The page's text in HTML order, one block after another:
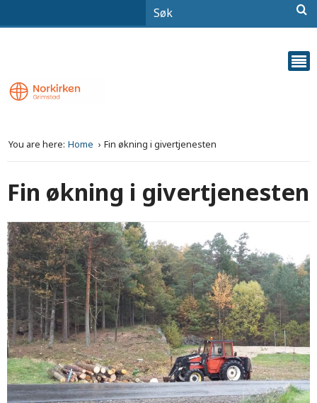
You are here: Home Fin økning i givertjenesten
Fin økning i givertjenesten